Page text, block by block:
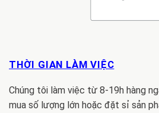
THỜI GIAN LÀM VIỆC
Chúng tôi làm việc từ 8-19h hàng
mua số lượng lớn hoặc đặt sỉ sản